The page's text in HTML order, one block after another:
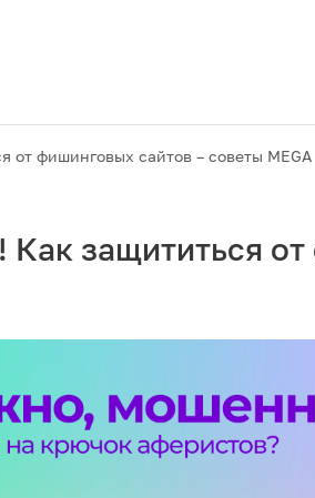
фишинговых сайтов – советы MEGA
защититься